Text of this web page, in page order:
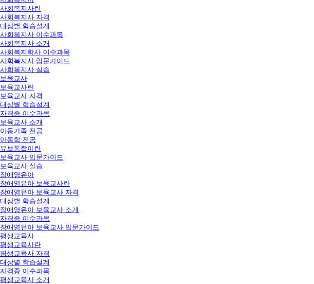
사회복지사란
사회복지사 자격
대상별 학습설계
사회복지사 이수과목
사회복지사 소개
사회복지학사 이수과목
사회복지사 입문가이드
사회복지사 실습
보육교사
보육교사란
보육교사 자격
대상별 학습설계
자격증 이수과목
보육교사 소개
아동가족 전공
아동학 전공
유보통합이란
보육교사 입문가이드
보육교사 실습
장애영유아
장애영유아 보육교사란
장애영유아 보육교사 자격
대상별 학습설계
장애영유아 보육교사 소개
자격증 이수과목
장애영유아 보육교사 입문가이드
평생교육사
평생교육사란
평생교육사 자격
대상별 학습설계
자격증 이수과목
평생교육사 소개